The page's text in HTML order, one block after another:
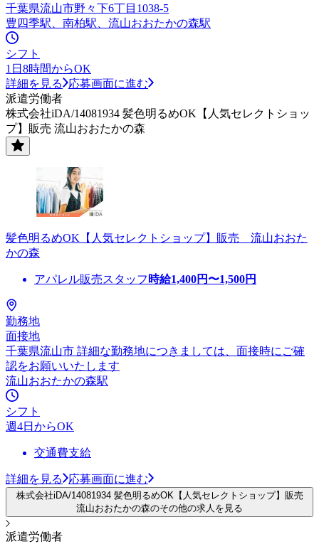
千葉県流山市野々下6丁目1038-5
豊四季駅、南柏駅、流山おおたかの森駅
シフト
1日8時間からOK
詳細を見る
応募画面に進む
派遣労働者
株式会社iDA/14081934 髪色明るめOK【人気セレクトショッ
プ】販売 流山おおたかの森
髪色明るめOK【人気セレクトショップ】販売 流山おおた
かの森
アパレル販売スタッフ 時給1,400円〜1,500円
勤務地
面接地
千葉県流山市 詳細な勤務地につきましては、面接時にご確
認をお願いいたします
流山おおたかの森駅
シフト
週4日からOK
交通費支給
詳細を見る 応募画面に進む
株式会社iDA/14081934 髪色明るめOK【人気セレクトショップ】販売
流山おおたかの森のその他の求人を見る
派遣労働者